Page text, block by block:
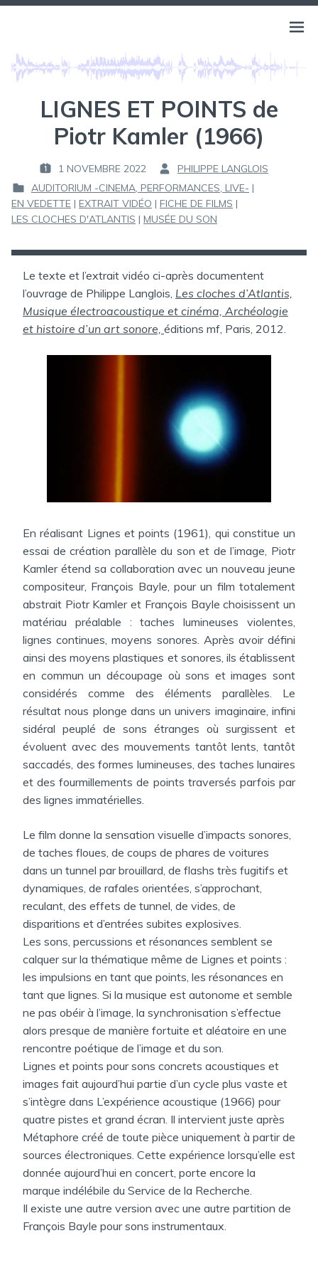
Aller
Ouvrir
menu
LIGNES ET POINTS de
Piotr Kamler (1966)
P
U
B
L
É
L
:
1 NOVEMBRE 2022
P
A
R
PHILIPPE LANGLOIS
P
U
L
AUDITORIUM -CINEMA, PERFORMANCES, LIVE- |
EN VEDETTE | EXTRAIT VIDÉO | FICHE DE FILMS |
LES CLOCHES D'ATLANTIS | MUSÉE DU SON
Le texte et l’extrait vidéo ci-après documentent
l’ouvrage de Philippe Langlois, Les cloches d’Atlantis,
Musique électroacoustique et cinéma, Archéologie
et histoire d’un art sonore, éditions mf, Paris, 2012.
En réalisant Lignes et points (1961), qui constitue un
essai de création parallèle du son et de l’image, Piotr
Kamler étend sa collaboration avec un nouveau jeune
compositeur, François Bayle, pour un film totalement
abstrait Piotr Kamler et François Bayle choisissent un
matériau préalable : taches lumineuses violentes,
lignes continues, moyens sonores. Après avoir défini
ainsi des moyens plastiques et sonores, ils établissent
en commun un découpage où sons et images sont
considérés comme des éléments parallèles. Le
résultat nous plonge dans un univers imaginaire, infini
sidéral peuplé de sons étranges où surgissent et
évoluent avec des mouvements tantôt lents, tantôt
saccadés, des formes lumineuses, des taches lunaires
et des fourmillements de points traversés parfois par
des lignes immatérielles.
Le film donne la sensation visuelle d’impacts sonores,
de taches floues, de coups de phares de voitures
dans un tunnel par brouillard, de flashs très fugitifs et
dynamiques, de rafales orientées, s’approchant,
reculant, des effets de tunnel, de vides, de
disparitions et d’entrées subites explosives.
Les sons, percussions et résonances semblent se
calquer sur la thématique même de Lignes et points :
les impulsions en tant que points, les résonances en
tant que lignes. Si la musique est autonome et semble
ne pas obéir à l’image, la synchronisation s’effectue
alors presque de manière fortuite et aléatoire en une
rencontre poétique de l’image et du son.
Lignes et points pour sons concrets acoustiques et
images fait aujourd’hui partie d’un cycle plus vaste et
s’intègre dans L’expérience acoustique (1966) pour
quatre pistes et grand écran. Il intervient juste après
Métaphore créé de toute pièce uniquement à partir de
sources électroniques. Cette expérience lorsqu’elle est
donnée aujourd’hui en concert, porte encore la
marque indélébile du Service de la Recherche.
Il existe une autre version avec une autre partition de
François Bayle pour sons instrumentaux.